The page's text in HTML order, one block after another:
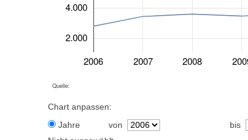
2006 2007 2008
2.000
4.000
Quelle:
Chart anpassen:
Jahre
von
bis